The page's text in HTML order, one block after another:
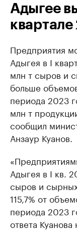
Адыгее
Предприятия
Адыгея в I
млн т сыров и
больше
периода 2023
млн т
сообщил
Анзаур Куанов.
Адыгея в I кв.
сыров и
115,7% от
периода 2023
ответа